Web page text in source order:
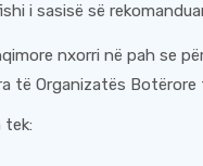
i sasisë së
nxorri në pah se
të Organizatës Botërore
tek: